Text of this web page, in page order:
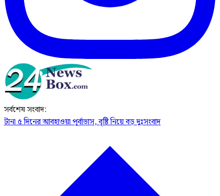
সর্বশেষ সংবাদ:
টানা ৫ দিনের আবহাওয়া পূর্বাভাস, বৃষ্টি নিয়ে বড় দুঃসংবাদ